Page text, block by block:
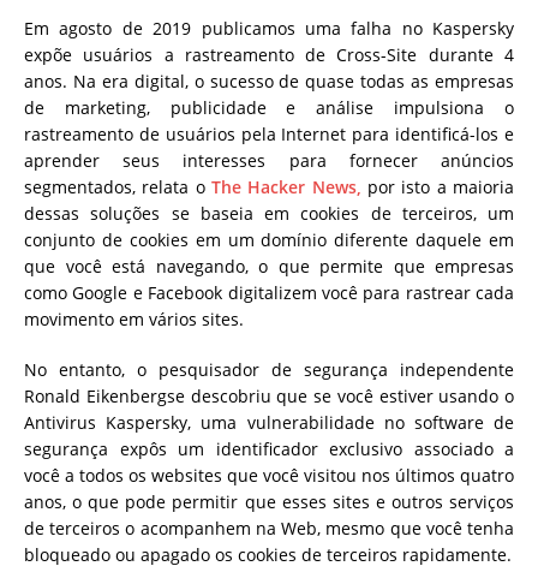
Em agosto de 2019 publicamos uma falha no Kaspersky
expõe usuários a rastreamento de Cross-Site durante 4
anos. Na era digital, o sucesso de quase todas as empresas
de marketing, publicidade e análise impulsiona o
rastreamento de usuários pela Internet para identificá-los e
aprender seus interesses para fornecer anúncios
segmentados, relata o The Hacker News, por isto a maioria
dessas soluções se baseia em cookies de terceiros, um
conjunto de cookies em um domínio diferente daquele em
que você está navegando, o que permite que empresas
como Google e Facebook digitalizem você para rastrear cada
movimento em vários sites.
No entanto, o pesquisador de segurança independente
Ronald Eikenbergse descobriu que se você estiver usando o
Antivirus Kaspersky, uma vulnerabilidade no software de
segurança expôs um identificador exclusivo associado a
você a todos os websites que você visitou nos últimos quatro
anos, o que pode permitir que esses sites e outros serviços
de terceiros o acompanhem na Web, mesmo que você tenha
bloqueado ou apagado os cookies de terceiros rapidamente.